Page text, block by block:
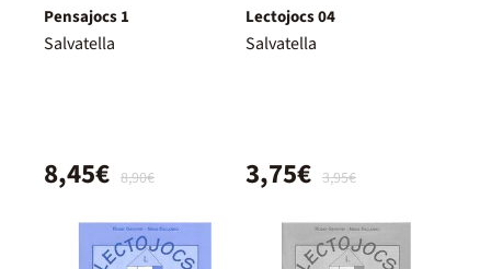
Pensajocs 1
Salvatella
8,90€
8,45€
Lectojocs 04
Salvatella
3,95€
3,75€